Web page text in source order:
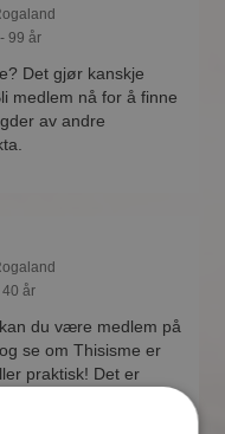
99 år
Det gjør kanskje
medlem nå for å finne
av andre
40 år
du være medlem på
se om Thisisme er
praktisk! Det er